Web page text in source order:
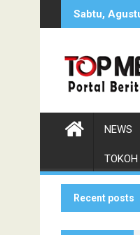
Sabtu,
NEWS
TOKOH
Recent posts